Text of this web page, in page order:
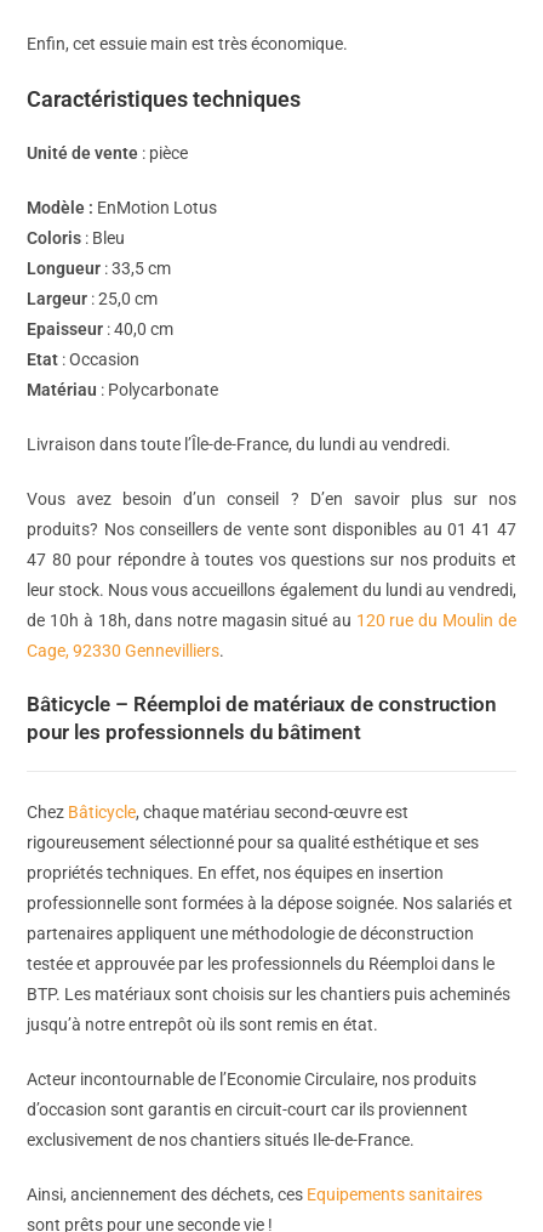
Enfin, cet essuie main est très économique.
Caractéristiques techniques
Unité de vente : pièce
Modèle : EnMotion Lotus
Coloris : Bleu
Longueur : 33,5 cm
Largeur : 25,0 cm
Epaisseur : 40,0 cm
Etat : Occasion
Matériau : Polycarbonate
Livraison dans toute l’Île-de-France, du lundi au vendredi.
Vous avez besoin d’un conseil ? D’en savoir plus sur nos
produits? Nos conseillers de vente sont disponibles au 01 41 47
47 80 pour répondre à toutes vos questions sur nos produits et
leur stock. Nous vous accueillons également du lundi au vendredi,
de 10h à 18h, dans notre magasin situé au 120 rue du Moulin de
Cage, 92330 Gennevilliers.
Bâticycle – Réemploi de matériaux de construction
pour les professionnels du bâtiment
Chez Bâticycle, chaque matériau second-œuvre est
rigoureusement sélectionné pour sa qualité esthétique et ses
propriétés techniques. En effet, nos équipes en insertion
professionnelle sont formées à la dépose soignée. Nos salariés et
partenaires appliquent une méthodologie de déconstruction
testée et approuvée par les professionnels du Réemploi dans le
BTP. Les matériaux sont choisis sur les chantiers puis acheminés
jusqu’à notre entrepôt où ils sont remis en état.
Acteur incontournable de l’Economie Circulaire, nos produits
d’occasion sont garantis en circuit-court car ils proviennent
exclusivement de nos chantiers situés Ile-de-France.
Ainsi, anciennement des déchets, ces Equipements sanitaires
sont prêts pour une seconde vie !